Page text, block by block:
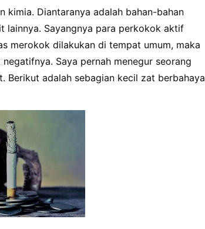
kimia. Diantaranya adalah bahan-bahan
lainnya. Sayangnya para perkokok aktif
merokok dilakukan di tempat umum, maka
Saya pernah menegur seorang
adalah sebagian kecil zat berbahaya